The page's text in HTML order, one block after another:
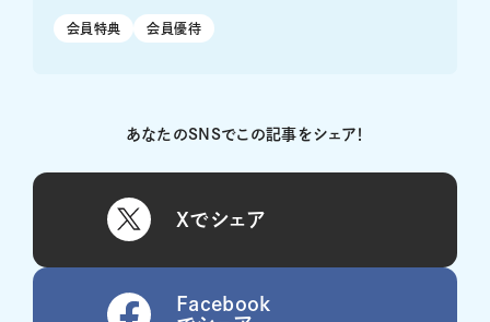
会員特典 会員優待
あなたのSNSでこの記事をシェア！
Xでシェア
Facebook